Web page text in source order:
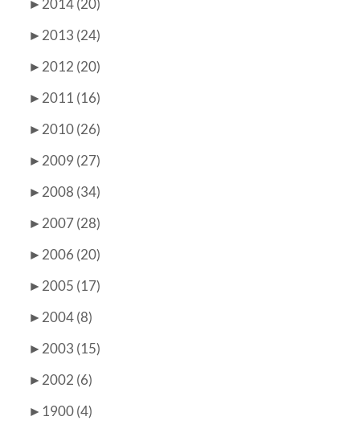
► 2013 (24)
► 2012 (20)
► 2011 (16)
► 2010 (26)
► 2009 (27)
► 2008 (34)
► 2007 (28)
► 2006 (20)
► 2005 (17)
► 2004 (8)
► 2003 (15)
► 2002 (6)
► 1900 (4)